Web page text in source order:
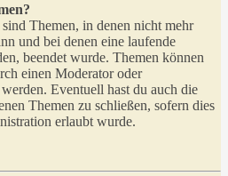
Themen, in denen nicht mehr
und bei denen eine laufende
beendet wurde. Themen können
einen Moderator oder
Eventuell hast du auch die
Themen zu schließen, sofern dies
erlaubt wurde.